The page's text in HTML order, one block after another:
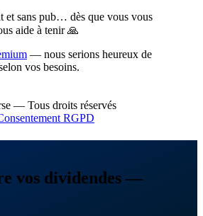
et sans pub… dès que vous vous
aide à tenir 🙏
— nous serions heureux de
vos besoins.
— Tous droits réservés
RGPD
vos dividendes —